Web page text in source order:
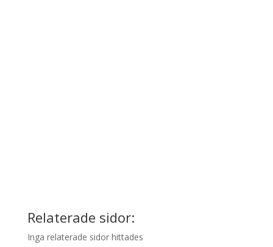
Relaterade sidor:
Inga relaterade sidor hittades